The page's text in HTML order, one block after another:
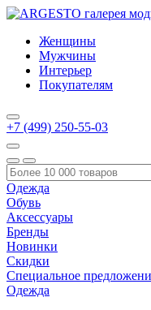
Женщины
Мужчины
Интерьер
Покупателям
+7 (499) 250-55-03
Одежда
Обувь
Аксессуары
Бренды
Новинки
Скидки
Специальное
Одежда